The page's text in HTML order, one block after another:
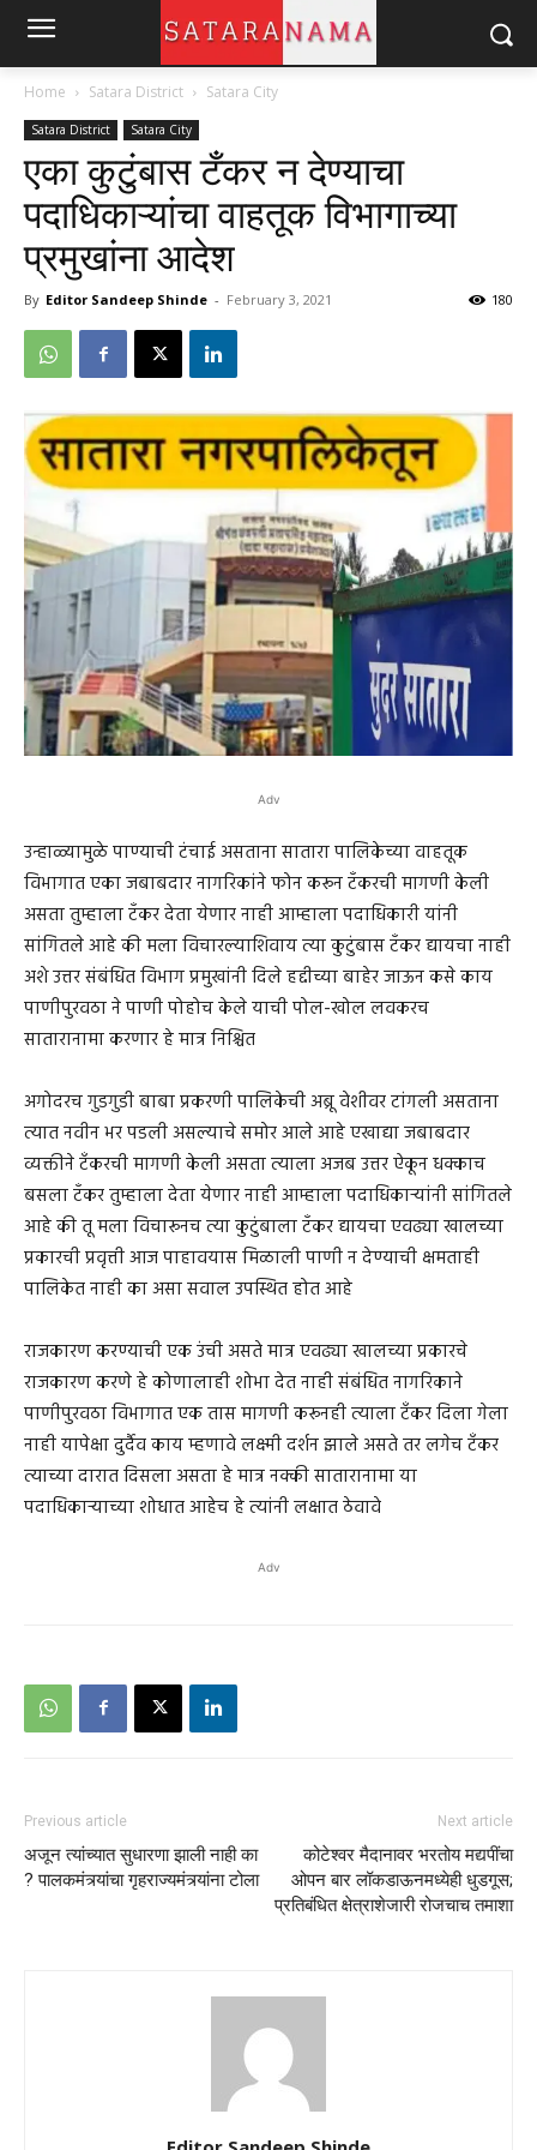
Home Satara District Satara City
Satara District Satara City
एका कुटुंबास टँकर न देण्याचा
पदाधिकाऱ्यांचा वाहतूक विभागाच्या
प्रमुखांना आदेश
By Editor Sandeep Shinde - February 3, 2021 180
Adv
उन्हाळ्यामुळे पाण्याची टंचाई असताना सातारा पालिकेच्या वाहतूक
विभागात एका जबाबदार नागरिकांने फोन करून टॅंकरची मागणी केली
असता तुम्हाला टॅंकर देता येणार नाही आम्हाला पदाधिकारी यांनी
सांगितले आहे की मला विचारल्याशिवाय त्या कुटुंबास टॅंकर द्यायचा नाही
अशे उत्तर संबंधित विभाग प्रमुखांनी दिले हद्दीच्या बाहेर जाऊन कसे काय
पाणीपुरवठा ने पाणी पोहोच केले याची पोल-खोल लवकरच
सातारानामा करणार हे मात्र निश्चित
अगोदरच गुडगुडी बाबा प्रकरणी पालिकेची अब्रू वेशीवर टांगली असताना
त्यात नवीन भर पडली असल्याचे समोर आले आहे एखाद्या जबाबदार
व्यक्तीने टँकरची मागणी केली असता त्याला अजब उत्तर ऐकून धक्काच
बसला टॅंकर तुम्हाला देता येणार नाही आम्हाला पदाधिकाऱ्यांनी सांगितले
आहे की तू मला विचारूनच त्या कुटुंबाला टॅंकर द्यायचा एवढ्या खालच्या
प्रकारची प्रवृत्ती आज पाहावयास मिळाली पाणी न देण्याची क्षमताही
पालिकेत नाही का असा सवाल उपस्थित होत आहे
राजकारण करण्याची एक उंची असते मात्र एवढ्या खालच्या प्रकारचे
राजकारण करणे हे कोणालाही शोभा देत नाही संबंधित नागरिकाने
पाणीपुरवठा विभागात एक तास मागणी करूनही त्याला टँकर दिला गेला
नाही यापेक्षा दुर्दैव काय म्हणावे लक्ष्मी दर्शन झाले असते तर लगेच टँकर
त्याच्या दारात दिसला असता हे मात्र नक्की सातारानामा या
पदाधिकाऱ्याच्या शोधात आहेच हे त्यांनी लक्षात ठेवावे
Adv
Previous article
अजून त्यांच्यात सुधारणा झाली नाही का
? पालकमंत्र्यांचा गृहराज्यमंत्र्यांना टोला
Next article
कोटेश्‍वर मैदानावर भरतोय मद्यपींचा
ओपन बार लॉकडाऊनमध्येही धुडगूस;
प्रतिबंधित क्षेत्राशेजारी रोजचाच तमाशा